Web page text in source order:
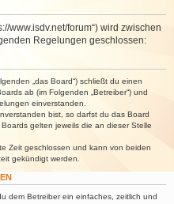
www.isdv.net/forum“) wird zwischen
Regelungen geschlossen:
„das Board“) schließt du einen
ab (im Folgenden „Betreiber“) und
einverstanden.
bist, so darfst du das Board
gelten jeweils die an dieser Stelle
Zeit geschlossen und kann von beiden
gekündigt werden.
dem Betreiber ein einfaches, zeitlich und